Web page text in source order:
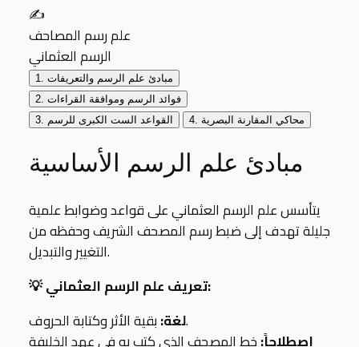
✍️
علم رسم المصاحف
الرسم العثماني
1. مبادئ علم الرسم والتعريفات
2. فوائد الرسم وموافقة القراءات
3. القواعد الست الكبرى للرسم
4. محاكي المقارنة البصرية
مبادئ علم الرسم الأساسية
يتأسس علم الرسم العثماني على قواعد وضوابط علمية
جليلة تهدف إلى ضبط رسم المصحف الشريف وحفظه من
التغيير والتبديل.
💡 تعريف علم الرسم العثماني:
لغة:بقية الأثر وكتابة الحروف.
اصطلاحاً:خط المصحف الذي كتب به في عهد الخليفة